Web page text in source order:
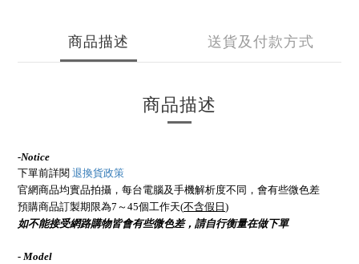
商品描述 送貨及付款方式
商品描述
-Notice
下單前詳閱 退換貨政策
官網商品均實品拍攝，每台電腦及手機解析度不同，會有些微色差
預購商品訂製期限為7～45個工作天(不含假日 )
如不能接受網路購物皆會有些微色差，請自行衡量在做下單
- Model